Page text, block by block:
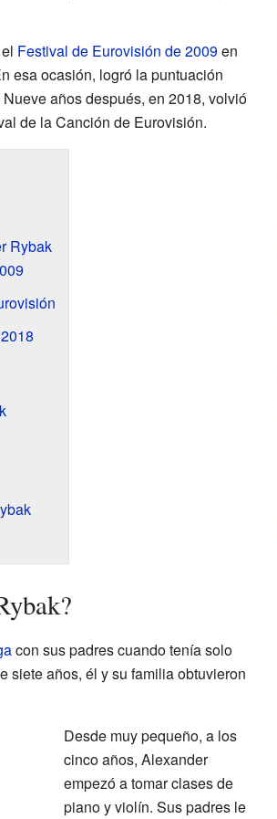
Festival de Eurovisión de 2009en
esa ocasión, logró la puntuación
años después, en 2018, volvió
de la Canción de Eurovisión.
Rybak
con sus padres cuando tenía solo
siete años, él y su familia obtuvieron
Desde muy pequeño, a los
cinco años, Alexander
empezó a tomar clases de
piano y violín. Sus padres le